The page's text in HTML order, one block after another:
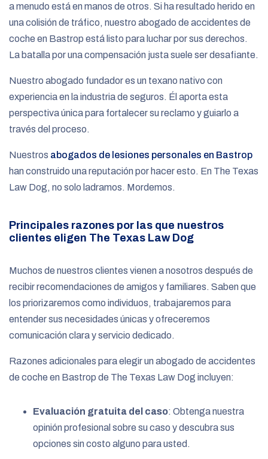
a menudo está en manos de otros. Si ha resultado herido en
una colisión de tráfico, nuestro abogado de accidentes de
coche en Bastrop está listo para luchar por sus derechos.
La batalla por una compensación justa suele ser desafiante.
Nuestro abogado fundador es un texano nativo con
experiencia en la industria de seguros. Él aporta esta
perspectiva única para fortalecer su reclamo y guiarlo a
través del proceso.
Nuestros abogados de lesiones personales en Bastrop
han construido una reputación por hacer esto. En The Texas
Law Dog, no solo ladramos. Mordemos.
Principales razones por las que nuestros
clientes eligen The Texas Law Dog
Muchos de nuestros clientes vienen a nosotros después de
recibir recomendaciones de amigos y familiares. Saben que
los priorizaremos como individuos, trabajaremos para
entender sus necesidades únicas y ofreceremos
comunicación clara y servicio dedicado.
Razones adicionales para elegir un abogado de accidentes
de coche en Bastrop de The Texas Law Dog incluyen:
Evaluación gratuita del caso: Obtenga nuestra
opinión profesional sobre su caso y descubra sus
opciones sin costo alguno para usted.